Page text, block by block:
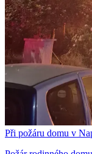
Při požáru domu v